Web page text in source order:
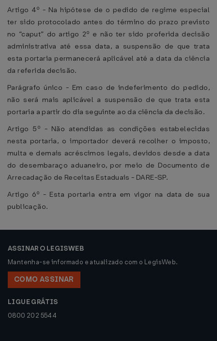
Artigo 4º - Na hipótese de o pedido de regime especial
ter sido protocolado antes do término do prazo previsto
no “caput” do artigo 2º e não ter sido proferida decisão
administrativa até essa data, a suspensão de que trata
esta portaria permanecerá aplicável até a data da ciência
da referida decisão.
Parágrafo único - Em caso de indeferimento do pedido,
não será mais aplicável a suspensão de que trata esta
portaria a partir do dia seguinte ao da ciência da decisão.
Artigo 5º - Não atendidas as condições estabelecidas
nesta portaria, o importador deverá recolher o imposto,
multa e demais acréscimos legais, devidos desde a data
do desembaraço aduaneiro, por meio de Documento de
Arrecadação de Receitas Estaduais - DARE-SP.
Artigo 6º - Esta portaria entra em vigor na data de sua
publicação.
ASSINAR O LEGISWEB
Mantenha-se informado e atualizado com o LegisWeb.
COMO ASSINAR
LIGUE GRÁTIS
0800 202 5544